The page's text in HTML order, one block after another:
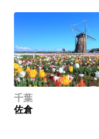
千葉
佐倉